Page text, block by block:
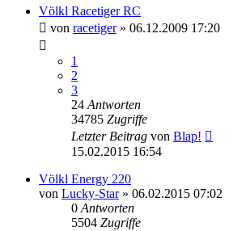
Völkl Racetiger RC
von racetiger» 06.12.2009 17:20
1
2
3
24 Antworten
34785 Zugriffe
Letzter Beitrag von Blap!
15.02.2015 16:54
Völkl Energy 220
von Lucky-Star» 06.02.2015 07:02
0 Antworten
5504 Zugriffe